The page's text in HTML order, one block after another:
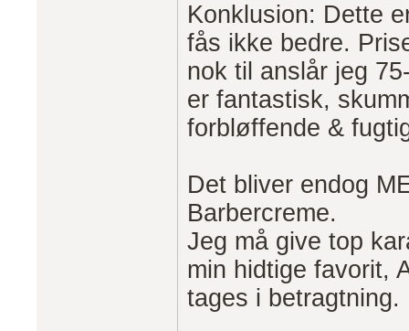
Konklusion: Dette
fås ikke bedre.
nok til anslår jeg
er fantastisk,
forbløffende &
Det bliver endog
Barbercreme.
Jeg må give top
min hidtige favorit,
tages i betragtning.